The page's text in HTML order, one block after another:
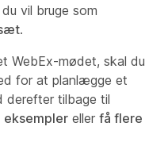
vil bruge som
.
WebEx-mødet, skal du
for at planlægge et
derefter tilbage til
eller få flere